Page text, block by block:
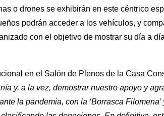
o drones se exhibirán en este céntrico
podrán acceder a los vehículos, y
con el objetivo de mostrar su día a
en el Salón de Plenos de la Casa
y, a la vez, demostrar nuestro apoyo y
la pandemia, con la ‘Borrasca